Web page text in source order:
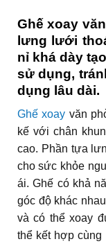
Ghế xoay
lưng lưới
nỉ khá dày
sử dụng,
dụng lâu dài.
Ghế xoay văn
kế với chân
cao. Phần tựa
cho sức khỏe
ái. Ghế có khả
góc độ khác
và có thể xoay
thể kết hợp cùng